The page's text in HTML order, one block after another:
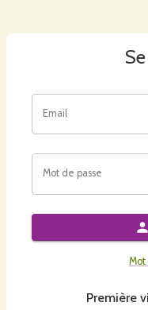
Email
Mot de passe
Mot
Première